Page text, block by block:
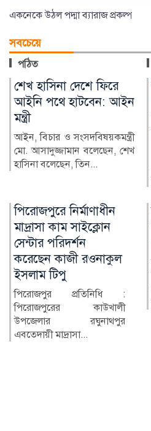
একনেকে উঠল পদ্মা ব্যারাজ প্রকল্প
সবচেয়ে
পঠিত
নিরাপদ সড়ক চাই
(নিসচা), এটি দেশের
মানুষের আন্দোলন:
ইলিয়াস কাঞ্চন
‘আমার স্বপ্ন আপনাদের কাছে দিয়ে
গেলাম। আমি না থাকলেও
নরসিংদীর
আলোকবালিতে সুমনকে
গুলি করে হত্যা
নরসিংদীর সদর উপজেলার
চরাঞ্চল আলোকবালিতে প্রতি
পক্ষেকের সন্ত্রাসীরা কুপিয়ে
আহত...